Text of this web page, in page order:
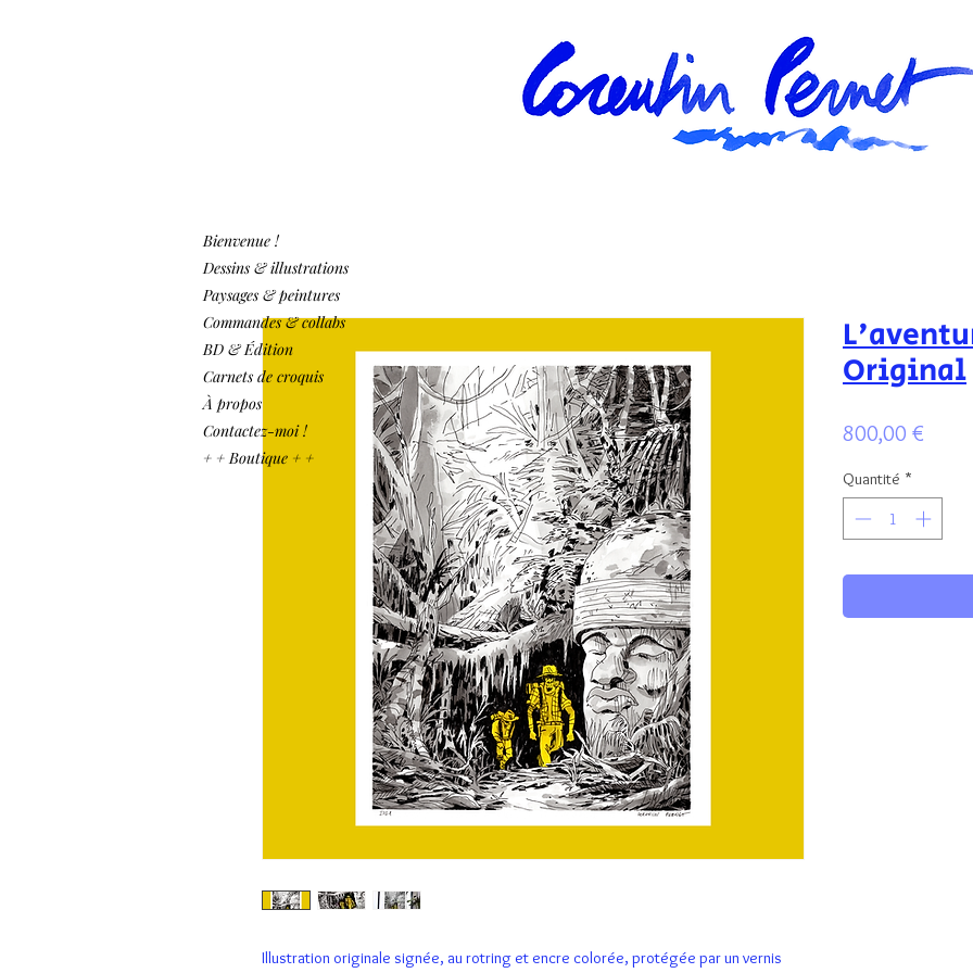
Bienvenue !
Dessins & illustrations
Paysages & peintures
Commandes & collabs
BD & Édition
Carnets de croquis
À propos
Contactez-moi !
+ + Boutique + +
Illustration originale signée, au rotring et encre colorée, protégée par un vernis
Original
800,00 €
Quantité *